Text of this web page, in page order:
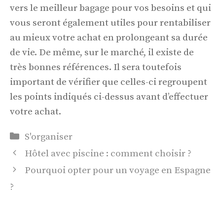
vers le meilleur bagage pour vos besoins et qui
vous seront également utiles pour rentabiliser
au mieux votre achat en prolongeant sa durée
de vie. De même, sur le marché, il existe de
très bonnes références. Il sera toutefois
important de vérifier que celles-ci regroupent
les points indiqués ci-dessus avant d’effectuer
votre achat.
Catégories
S'organiser
Hôtel avec piscine : comment choisir ?
Pourquoi opter pour un voyage en Espagne
?